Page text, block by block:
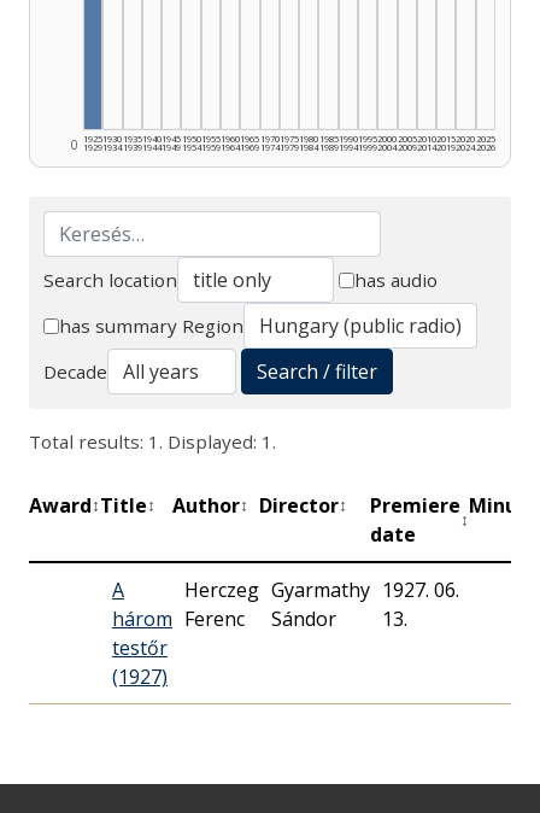
0 1925
1929
1930
1934
1935
1939
1940
1944
1945
1949
1950
1954
1955
1959
1960
1964
1965
1969
1970
1974
1975
1979
1980
1984
1985
1989
1990
1994
1995
1999
2000
2004
2005
2009
2010
2014
2015
2019
2020
2024
2025
2026
Search
Search location
has audio
has summary Region
Decade
Search / filter
Total results: 1. Displayed: 1.
Award↕Title↕ Author↕ Director↕
Premiere
date
↕
A
három
testőr
(1927)
Herczeg
Ferenc
Gyarmathy
Sándor
1927. 06.
13.